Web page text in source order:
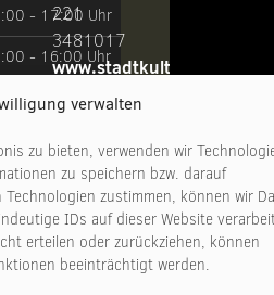
verwalten
zu bieten, verwenden wir
zu speichern bzw. darauf
Technologien zustimmen, können wir
IDs auf dieser Website
erteilen oder zurückziehen, können
beeinträchtigt werden.
- 17:00 Uhr
- 16:00 Uhr
221
3481017
www.stadtkultur-